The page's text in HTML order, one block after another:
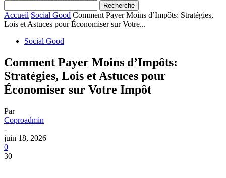
Accueil Social Good Comment Payer Moins d’Impôts: Stratégies,
Lois et Astuces pour Économiser sur Votre...
Social Good
Comment Payer Moins d’Impôts:
Stratégies, Lois et Astuces pour
Économiser sur Votre Impôt
Par
Coproadmin
-
juin 18, 2026
0
30